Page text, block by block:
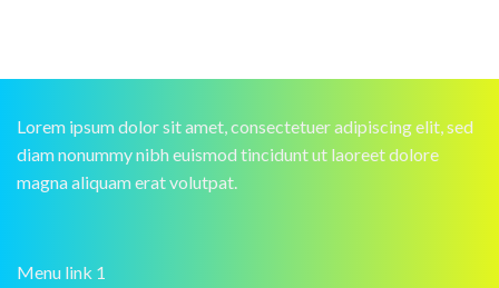
Lorem ipsum dolor sit amet, consectetuer adipiscing elit, sed
diam nonummy nibh euismod tincidunt ut laoreet dolore
magna aliquam erat volutpat.
Menu link 1